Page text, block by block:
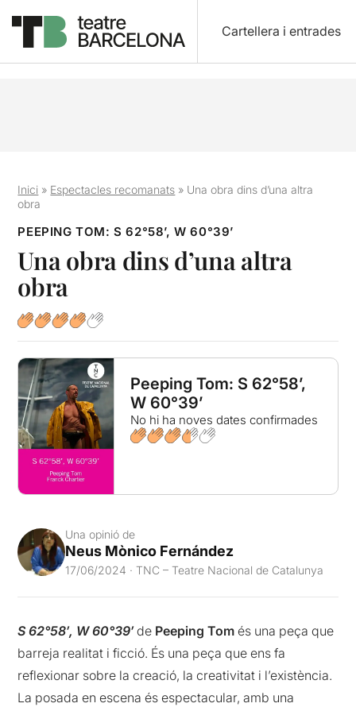
Cartellera i entrades
Inici » Espectacles recomanats » Una obra dins d’una altra
obra
PEEPING TOM: S 62°58’, W 60°39’
Una obra dins d’una altra
obra
Peeping Tom: S 62°58’,
W 60°39’
No hi ha noves dates confirmades
Una opinió de
Neus Mònico Fernández
17/06/2024 · TNC – Teatre Nacional de Catalunya
S 62°58′, W 60°39′de Peeping Tomés una peça que
barreja realitat i ficció. És una peça que ens fa
reflexionar sobre la creació, la creativitat i l’existència.
La posada en escena és espectacular, amb una